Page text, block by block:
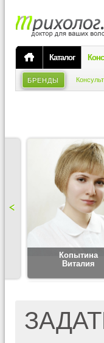
Каталог
БРЕНДЫ
Копытина
Виталия